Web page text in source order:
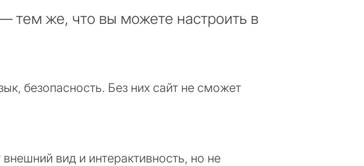
же, что вы можете настроить в
безопасность. Без них сайт не сможет
вид и интерактивность, но не
Далее →
вы соглашаетесь с политикой конфиденциальности